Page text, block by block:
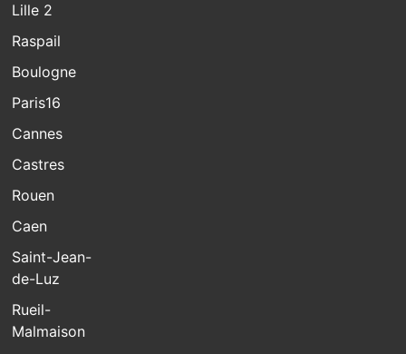
Lille 2
Raspail
Boulogne
Paris16
Cannes
Castres
Rouen
Caen
Saint-Jean-
de-Luz
Rueil-
Malmaison